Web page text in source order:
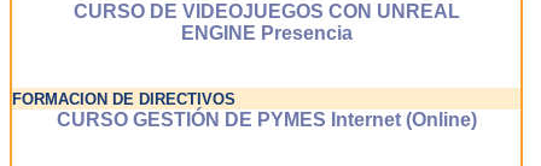
CURSO DE VIDEOJUEGOS CON UNREAL
ENGINE Presencia
FORMACION DE DIRECTIVOS
CURSO GESTIÓN DE PYMES Internet (Online)